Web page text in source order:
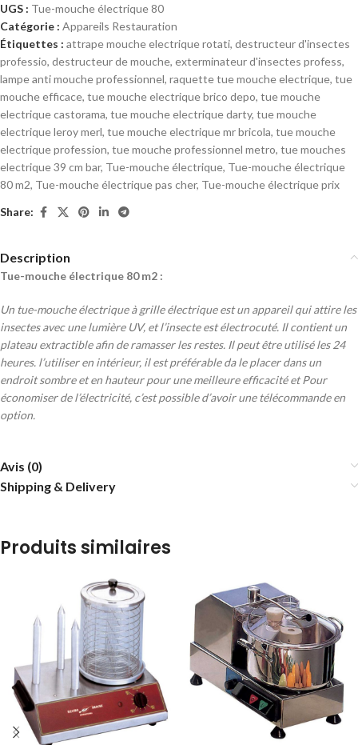
UGS : Tue-mouche électrique 80
Catégorie : Appareils Restauration
Étiquettes : attrape mouche electrique rotati, destructeur d'insectes
professio, destructeur de mouche, exterminateur d'insectes profess,
lampe anti mouche professionnel, raquette tue mouche electrique, tue
mouche efficace, tue mouche electrique brico depo, tue mouche
electrique castorama, tue mouche electrique darty, tue mouche
electrique leroy merl, tue mouche electrique mr bricola, tue mouche
electrique profession, tue mouche professionnel metro, tue mouches
electrique 39 cm bar, Tue-mouche électrique, Tue-mouche électrique
80 m2, Tue-mouche électrique pas cher, Tue-mouche électrique prix
Share:
Description
Tue-mouche électrique 80 m2 :
Un tue-mouche électrique à grille électrique est un appareil qui attire les
insectes avec une lumière UV, et l’insecte est électrocuté. Il contient un
plateau extractible afin de ramasser les restes. Il peut être utilisé les 24
heures. l’utiliser en intérieur, il est préférable da le placer dans un
endroit sombre et en hauteur pour une meilleure efficacité et Pour
économiser de l’électricité, c’est possible d’avoir une télécommande en
option.
Avis (0)
Shipping & Delivery
Produits similaires